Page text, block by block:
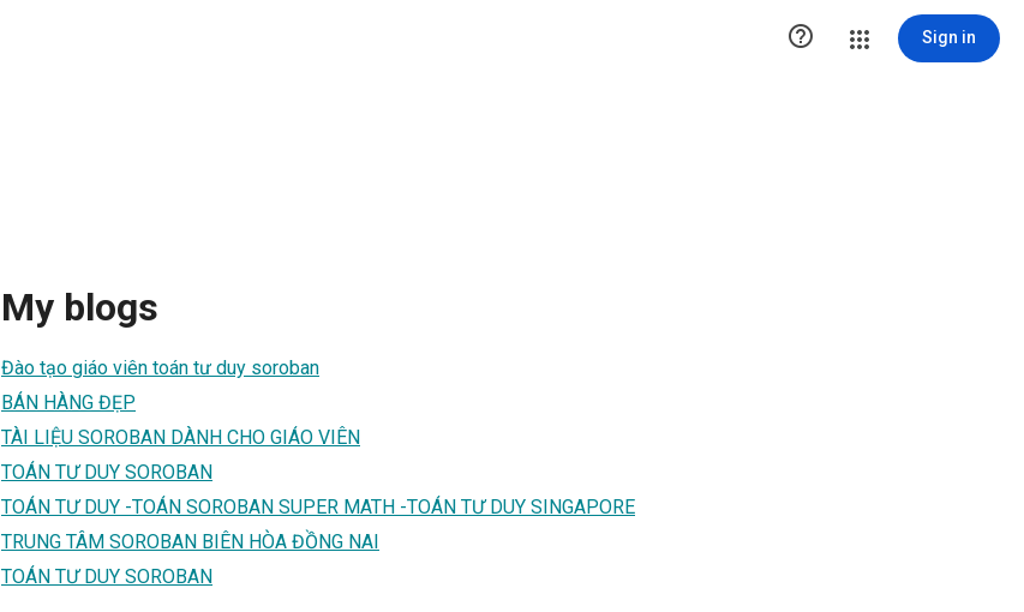
 Sign in
My blogs
Đào tạo giáo viên toán tư duy soroban
BÁN HÀNG ĐẸP
TÀI LIỆU SOROBAN DÀNH CHO GIÁO VIÊN
TOÁN TƯ DUY SOROBAN
TOÁN TƯ DUY -TOÁN SOROBAN SUPER MATH -TOÁN TƯ DUY SINGAPORE
TRUNG TÂM SOROBAN BIÊN HÒA ĐỒNG NAI
TOÁN TƯ DUY SOROBAN